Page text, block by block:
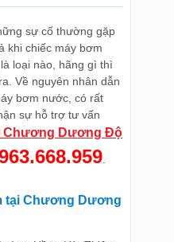
sự cố thường gặp
khi chiếc máy bơm
loại nào, hãng gì thì
Về nguyên nhân dẫn
bơm nước, có rất
sự hỗ trợ tư vấn
Chương Dương Độ
tại Chương Dương